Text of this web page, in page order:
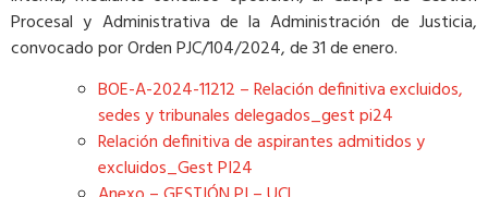
Procesal y Administrativa de la Administración de Justicia,
convocado por Orden PJC/104/2024, de 31 de enero.
BOE-A-2024-11212 – Relación definitiva excluidos,
sedes y tribunales delegados_gest pi24
Relación definitiva de aspirantes admitidos y
excluidos_Gest PI24